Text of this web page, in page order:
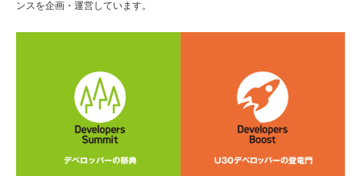
ンスを企画・運営しています。